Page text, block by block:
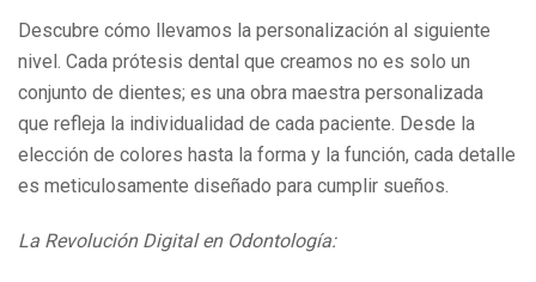
Descubre cómo llevamos la personalización al siguiente
nivel. Cada prótesis dental que creamos no es solo un
conjunto de dientes; es una obra maestra personalizada
que refleja la individualidad de cada paciente. Desde la
elección de colores hasta la forma y la función, cada detalle
es meticulosamente diseñado para cumplir sueños.
La Revolución Digital en Odontología: